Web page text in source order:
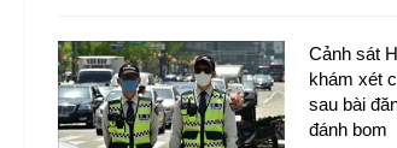
Cảnh sát
khám xét
sau bài
đánh bom